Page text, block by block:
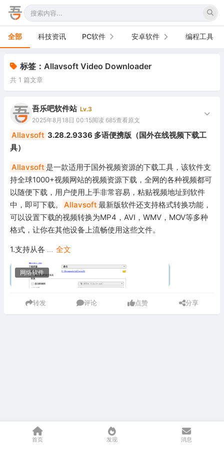
首页 发现 消息
全部 科技资讯 PC软件
办公软件
网络软件
图形图像
游戏娱乐
安全防御
系统下载
系统工具
安卓软件
手机软件
电视软件
车机软件
编程工具
标签：Allavsoft Video Downloader
共 1 篇文章
吾乐吧软件站 Lv.3
2025年8月18日 00:15阅读 685查看原文
Allavsoft 3.28.2.9336 多语便携版（国外在线视频下载工
具）
Allavsoft 是一款适用于国外视频资源的下载工具，该软件支
持全球1000+视频网站的视频资源下载，全网的各种视频都可
以随便下载，用户使用上手非常容易，粘贴视频地址到软件
中，即可下载。
Allavsoft 最新版软件还支持格式转换功能，
可以设置下载的视频转换为MP4，AVI，WMV，MOV等多种
格式，让你在其他设备上流畅使用这些文件。
1.支持从各 ... 全文
网络软件
转发 评论 点赞 分享